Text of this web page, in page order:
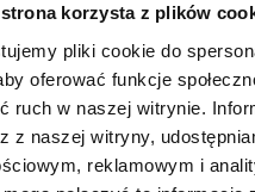
korzysta z plików
pliki cookie do
oferować funkcje
ruch w naszej witrynie.
z naszej witryny,
reklamowym i
bułki tartej
ugotować w osolonej
i drobno posiekać.